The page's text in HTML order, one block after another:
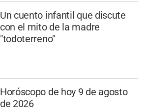
Un cuento infantil que discute
con el mito de la madre
"todoterreno"
Horóscopo de hoy 9 de agosto
de 2026